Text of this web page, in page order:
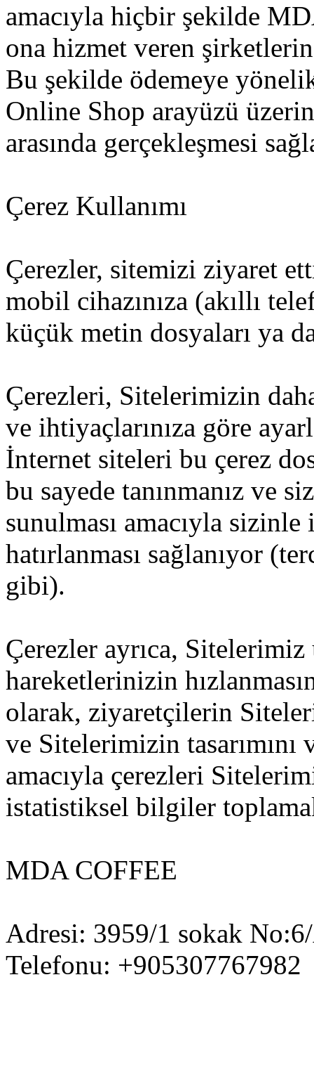
amacıyla hiçbir şekilde
ona hizmet veren
Bu şekilde ödemeye
Online Shop arayüzü
arasında gerçekleşmesi
Çerez Kullanımı
Çerezler, sitemizi ziyaret
mobil cihazınıza (akıllı
küçük metin dosyaları ya
Çerezleri, Sitelerimizin
ve ihtiyaçlarınıza göre
İnternet siteleri bu çerez
bu sayede tanınmanız ve
sunulması amacıyla
hatırlanması sağlanıyor
gibi).
Çerezler ayrıca,
hareketlerinizin
olarak, ziyaretçilerin
ve Sitelerimizin tasarımını
amacıyla çerezleri
istatistiksel bilgiler
MDA COFFEE
Adresi: 3959/1 sokak
Telefonu: +905307767982